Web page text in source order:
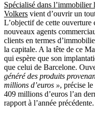
Spécialisé dans
Volkers vient d’ouvrir un
L’objectif de cette ouverture
nouveaux agents
clients en termes
la capitale. A la tête de ce
qui espère que son
que celui de Barcelone.
généré des produits
millions d’euros », précise
409 millions d’euros l’an
rapport à l’année précédente.